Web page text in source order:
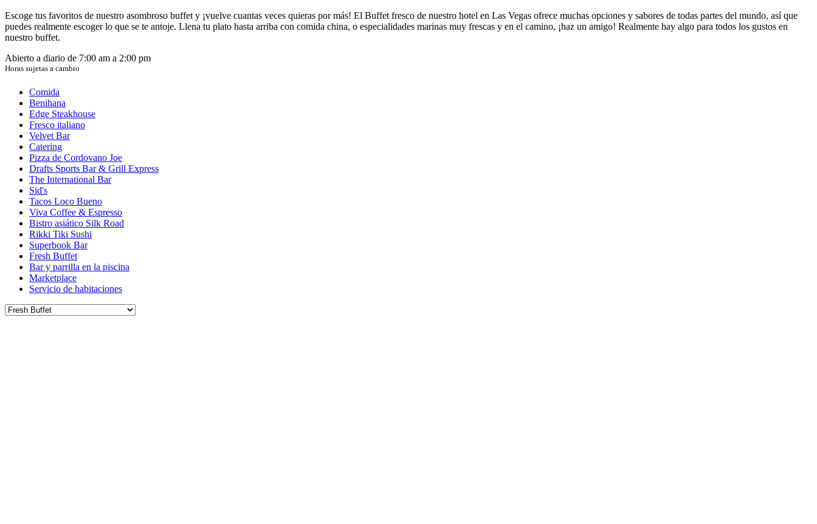
Escoge tus favoritos de nuestro asombroso buffet y ¡vuelve cuantas veces quieras por más! El Buffet fresco de nuestro hotel en Las Vegas ofrece muchas opciones y sabores de todas partes del mundo, así que
puedes realmente escoger lo que se te antoje. Llena tu plato hasta arriba con comida china, o especialidades marinas muy frescas y en el camino, ¡haz un amigo! Realmente hay algo para todos los gustos en
nuestro buffet.
Abierto a diario de 7:00 am a 2:00 pm
Horas sujetas a cambio
Comida
Benihana
Edge Steakhouse
Fresco italiano
Velvet Bar
Catering
Pizza de Cordovano Joe
Drafts Sports Bar & Grill Express
The International Bar
Sid's
Tacos Loco Bueno
Viva Coffee & Espresso
Bistro asiático Silk Road
Rikki Tiki Sushi
Superbook Bar
Fresh Buffet
Bar y parrilla en la piscina
Marketplace
Servicio de habitaciones